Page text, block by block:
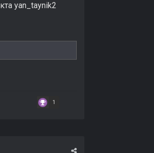
yan_taynik2
1